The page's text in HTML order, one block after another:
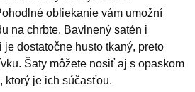
obliekanie vám umožní
na chrbte. Bavlnený satén i
dostatočne husto tkaný, preto
Šaty môžete nosiť aj s opaskom
ktorý je ich súčasťou.